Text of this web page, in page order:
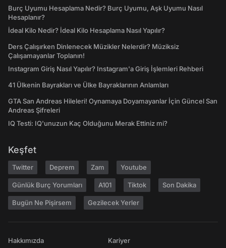
Burç Uyumu Hesaplama Nedir? Burç Uyumu, Aşk Uyumu Nasıl
Hesaplanır?
İdeal Kilo Nedir? İdeal Kilo Hesaplama Nasıl Yapılır?
Ders Çalışırken Dinlenecek Müzikler Nelerdir? Müziksiz
Çalışamayanlar Toplanın!
Instagram Giriş Nasıl Yapılır? Instagram'a Giriş İşlemleri Rehberi
41 Ülkenin Bayrakları ve Ülke Bayraklarının Anlamları
GTA San Andreas Hileleri! Oynamaya Doyamayanlar İçin Güncel San
Andreas Şifreleri
IQ Testi: IQ'unuzun Kaç Olduğunu Merak Ettiniz mi?
Keşfet
Twitter Deprem Zam Youtube
Günlük Burç Yorumları A101 Tiktok Son Dakika
Bugün Ne Pişirsem Gezilecek Yerler
Hakkımızda
Kariyer